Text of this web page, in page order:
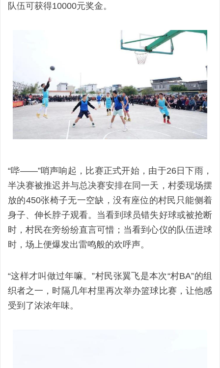
队伍可获得10000元奖金。
“哔——”哨声响起，比赛正式开始，由于26日下雨，
半决赛被推迟并与总决赛安排在同一天，村委现场摆
放的450张椅子无一空缺，没有座位的村民只能侧着
身子、伸长脖子观看。当看到球员错失好球或被抢断
时，村民在旁纷纷直言可惜；当看到心仪的队伍进球
时，场上便爆发出雷鸣般的欢呼声。
“这样才叫做过年嘛。”村民张翼飞是本次“村BA”的组
织者之一，时隔几年村里再次举办篮球比赛，让他感
受到了浓浓年味。